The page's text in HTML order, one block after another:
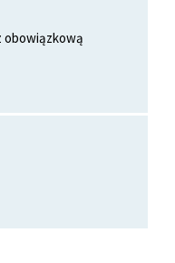
obowiązkową